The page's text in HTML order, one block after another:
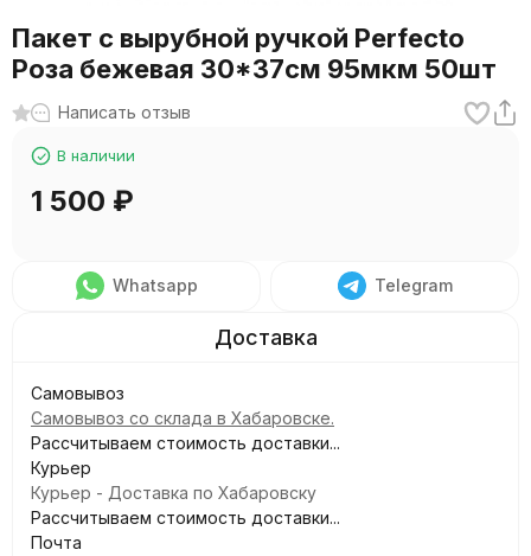
Пакет с вырубной ручкой Perfecto
Роза бежевая 30*37см 95мкм 50шт
Написать отзыв
В наличии
1 500 ₽
Whatsapp Telegram
Самовывоз
Самовывоз со склада в Хабаровске.
Рассчитываем стоимость доставки...
Курьер
Курьер - Доставка по Хабаровску
Рассчитываем стоимость доставки...
Почта